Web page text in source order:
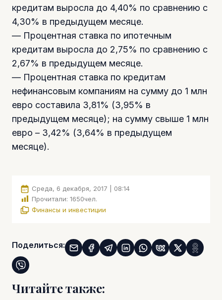
кредитам выросла до 4,40% по сравнению с
4,30% в предыдущем месяце.
— Процентная ставка по ипотечным
кредитам выросла до 2,75% по сравнению с
2,67% в предыдущем месяце.
— Процентная ставка по кредитам
нефинансовым компаниям на сумму до 1 млн
евро составила 3,81% (3,95% в
предыдущем месяце); на сумму свыше 1 млн
евро – 3,42% (3,64% в предыдущем
месяце).
Среда, 6 декабря, 2017 | 08:14
Прочитали: 1650чел.
Финансы и инвестиции
Поделиться:
Читайте также: